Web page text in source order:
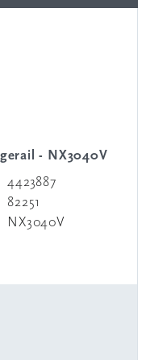
- NX3040V
4423887
82251
NX3040V